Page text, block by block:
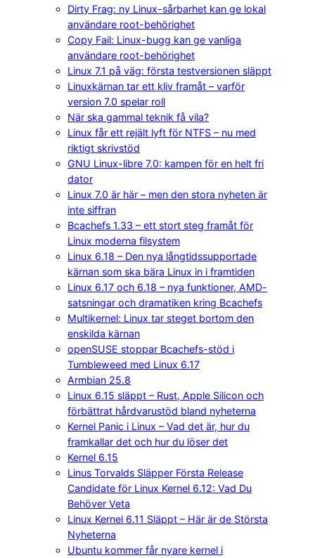
Dirty Frag: ny Linux-sårbarhet kan ge lokal
användare root-behörighet
Copy Fail: Linux-bugg kan ge vanliga
användare root-behörighet
Linux 7.1 på väg: första testversionen släppt
Linuxkärnan tar ett kliv framåt – varför
version 7.0 spelar roll
När ska gammal teknik få vila?
Linux får ett rejält lyft för NTFS – nu med
riktigt skrivstöd
GNU Linux-libre 7.0: kampen för en helt fri
dator
Linux 7.0 är här – men den stora nyheten är
inte siffran
Bcachefs 1.33 – ett stort steg framåt för
Linux moderna filsystem
Linux 6.18 – Den nya långtidssupportade
kärnan som ska bära Linux in i framtiden
Linux 6.17 och 6.18 – nya funktioner, AMD-
satsningar och dramatiken kring Bcachefs
Multikernel: Linux tar steget bortom den
enskilda kärnan
openSUSE stoppar Bcachefs-stöd i
Tumbleweed med Linux 6.17
Armbian 25.8
Linux 6.15 släppt – Rust, Apple Silicon och
förbättrat hårdvarustöd bland nyheterna
Kernel Panic i Linux – Vad det är, hur du
framkallar det och hur du löser det
Kernel 6.15
Linus Torvalds Släpper Första Release
Candidate för Linux Kernel 6.12: Vad Du
Behöver Veta
Linux Kernel 6.11 Släppt – Här är de Största
Nyheterna
Ubuntu kommer får nyare kernel i